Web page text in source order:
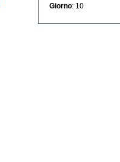
Giorno : 10